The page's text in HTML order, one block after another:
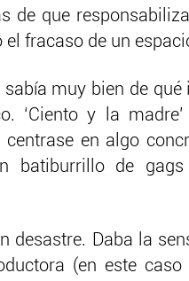
de que
fracaso de un
sabía muy bien de
‘Ciento y la
en algo
batiburrillo de
desastre. Daba la
(en este caso